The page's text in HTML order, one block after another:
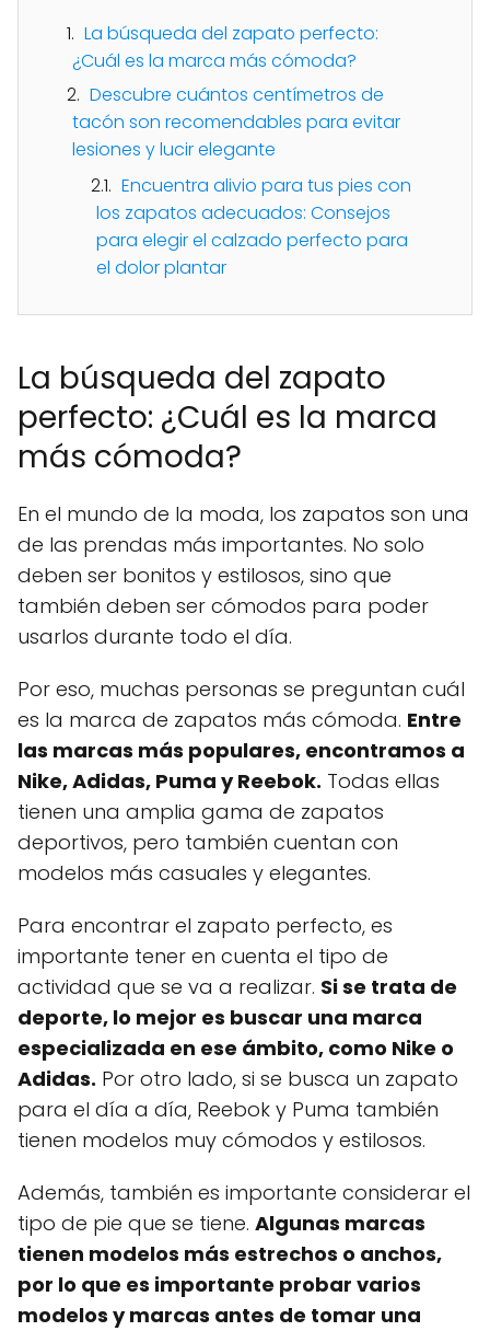
La búsqueda del zapato perfecto:
¿Cuál es la marca más cómoda?
Descubre cuántos centímetros de
tacón son recomendables para evitar
lesiones y lucir elegante
Encuentra alivio para tus pies con
los zapatos adecuados: Consejos
para elegir el calzado perfecto para
el dolor plantar
La búsqueda del zapato
perfecto: ¿Cuál es la marca
más cómoda?
En el mundo de la moda, los zapatos son una
de las prendas más importantes. No solo
deben ser bonitos y estilosos, sino que
también deben ser cómodos para poder
usarlos durante todo el día.
Por eso, muchas personas se preguntan cuál
es la marca de zapatos más cómoda. Entre
las marcas más populares, encontramos a
Nike, Adidas, Puma y Reebok. Todas ellas
tienen una amplia gama de zapatos
deportivos, pero también cuentan con
modelos más casuales y elegantes.
Para encontrar el zapato perfecto, es
importante tener en cuenta el tipo de
actividad que se va a realizar. Si se trata de
deporte, lo mejor es buscar una marca
especializada en ese ámbito, como Nike o
Adidas. Por otro lado, si se busca un zapato
para el día a día, Reebok y Puma también
tienen modelos muy cómodos y estilosos.
Además, también es importante considerar el
tipo de pie que se tiene. Algunas marcas
tienen modelos más estrechos o anchos,
por lo que es importante probar varios
modelos y marcas antes de tomar una